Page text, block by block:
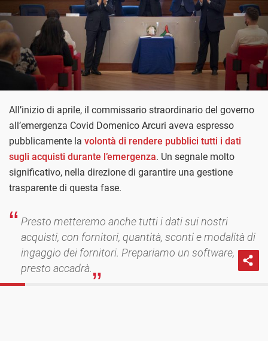
All’inizio di aprile, il commissario straordinario del governo
all’emergenza Covid Domenico Arcuri aveva espresso
pubblicamente la volontà di rendere pubblici tutti i dati
sugli acquisti durante l’emergenza. Un segnale molto
significativo, nella direzione di garantire una gestione
trasparente di questa fase.
Presto metteremo anche tutti i dati sui nostri
acquisti, con fornitori, quantità, sconti e modalità di
ingaggio dei fornitori. Prepariamo un software,
presto accadrà.